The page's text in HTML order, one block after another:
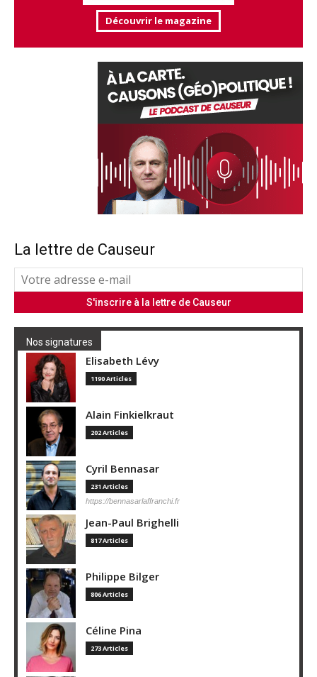
Découvrir le magazine
La lettre de Causeur
Nos signatures
Elisabeth Lévy
1190 Articles
Alain Finkielkraut
202 Articles
Cyril Bennasar
231 Articles
https://bennasarlaffranchi.fr
Jean-Paul Brighelli
817 Articles
Philippe Bilger
806 Articles
Céline Pina
273 Articles